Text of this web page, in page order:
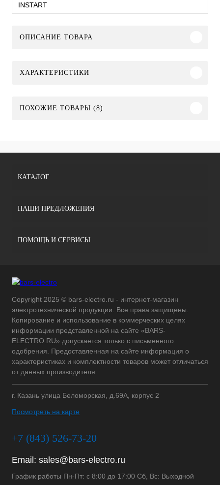
INSTART
ОПИСАНИЕ ТОВАРА
ХАРАКТЕРИСТИКИ
ПОХОЖИЕ ТОВАРЫ (8)
КАТАЛОГ
НАШИ ПРЕДЛОЖЕНИЯ
ПОМОЩЬ И СЕРВИСЫ
Copyright 2025 © bars-electro.ru - интернет-магазин
электротехнической продукции. Все права защищены.
Копирование и использование в коммерческих целях
информации представленной на сайте «BARS-
ELECTRO.RU» допускается только с письменного
одобрения. Предоставленная на сайте информация о
характеристиках и комплектности товаров может отличаться
от данных производителя
г. Казань улица Беломорская, д.69А, корпус 2
Посмотреть на карте
+7 (843) 526-73-20
Email: sales@bars-electro.ru
График работы Пн-Пт: с 8:00 до 17:00 Сб, Вс: Выходной